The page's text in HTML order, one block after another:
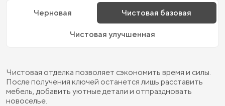
Черновая Чистовая базовая
Чистовая улучшенная
Чистовая отделка позволяет сэкономить время и силы.
После получения ключей останется лишь расставить
мебель, добавить уютные детали и отпраздновать
новоселье.